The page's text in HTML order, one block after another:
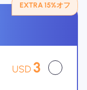
EXTRA 15%オフ
USD 3